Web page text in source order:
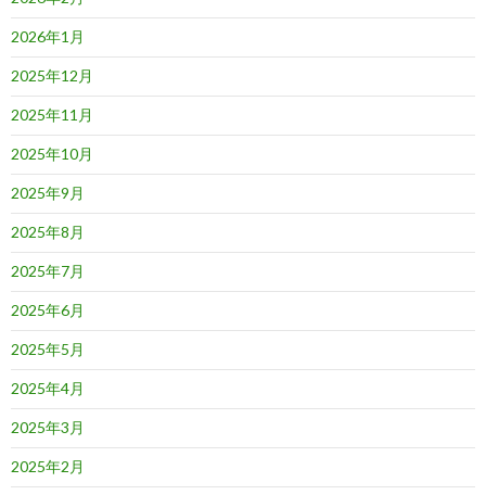
2026年1月
2025年12月
2025年11月
2025年10月
2025年9月
2025年8月
2025年7月
2025年6月
2025年5月
2025年4月
2025年3月
2025年2月